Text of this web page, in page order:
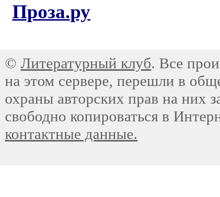
Проза.ру
© Литературный клуб. Все
на этом сервере, перешли в
охраны авторских прав на них
свободно копироваться в
контактные данные.